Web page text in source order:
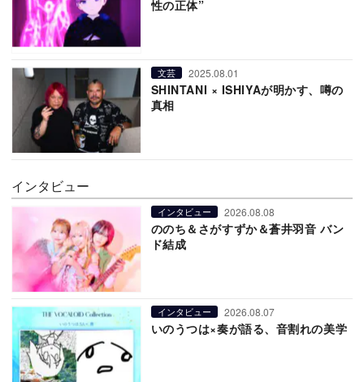
性の正体”
文芸 2025.08.01
SHINTANI × ISHIYAが明かす、噂の
真相
インタビュー
インタビュー 2026.08.08
ののち＆さがすずか＆蒼井羽音 バン
ド結成
インタビュー 2026.08.07
いのうつは×奏が語る、音割れの美学